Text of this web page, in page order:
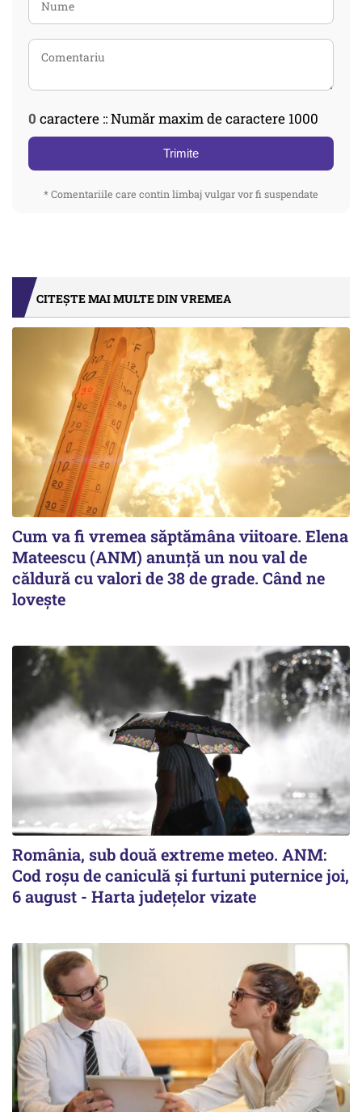
0 caractere :: Număr maxim de caractere 1000
Trimite
* Comentariile care contin limbaj vulgar vor fi suspendate
CITEȘTE MAI MULTE DIN VREMEA
Cum va fi vremea săptămâna viitoare. Elena
Mateescu (ANM) anunță un nou val de
căldură cu valori de 38 de grade. Când ne
lovește
România, sub două extreme meteo. ANM:
Cod roșu de caniculă și furtuni puternice joi,
6 august - Harta județelor vizate